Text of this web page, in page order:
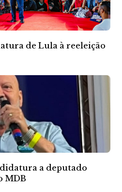
de Lula à reeleição
a deputado
MDB